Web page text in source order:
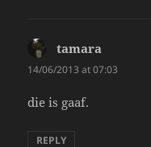
tamara
14/06/2013 at 07:03
die is gaaf.
REPLY